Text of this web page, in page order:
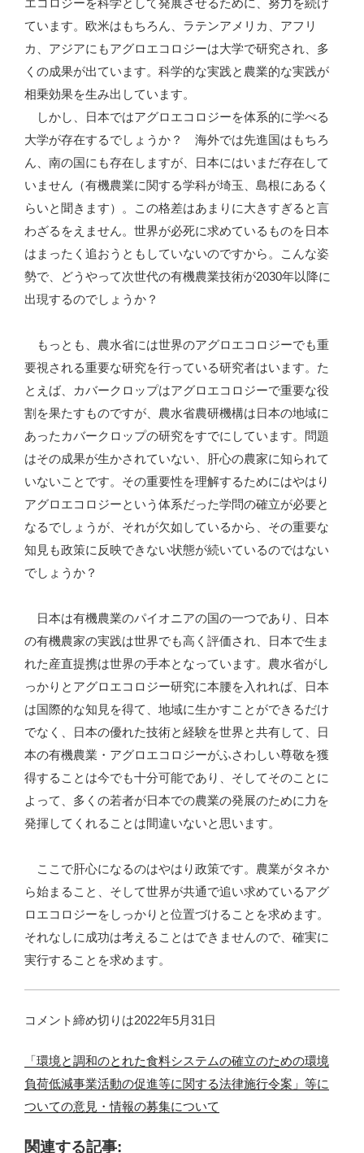
ています。欧米はもちろん、ラテンアメリカ、アフリ
カ、アジアにもアグロエコロジーは大学で研究され、多
くの成果が出ています。科学的な実践と農業的な実践が
相乗効果を生み出しています。
しかし、日本ではアグロエコロジーを体系的に学べる
大学が存在するでしょうか？ 海外では先進国はもちろ
ん、南の国にも存在しますが、日本にはいまだ存在して
いません（有機農業に関する学科が埼玉、島根にあるく
らいと聞きます）。この格差はあまりに大きすぎると言
わざるをえません。世界が必死に求めているものを日本
はまったく追おうともしていないのですから。こんな姿
勢で、どうやって次世代の有機農業技術が2030年以降に
出現するのでしょうか？
もっとも、農水省には世界のアグロエコロジーでも重
要視される重要な研究を行っている研究者はいます。た
とえば、カバークロップはアグロエコロジーで重要な役
割を果たすものですが、農水省農研機構は日本の地域に
あったカバークロップの研究をすでにしています。問題
はその成果が生かされていない、肝心の農家に知られて
いないことです。その重要性を理解するためにはやはり
アグロエコロジーという体系だった学問の確立が必要と
なるでしょうが、それが欠如しているから、その重要な
知見も政策に反映できない状態が続いているのではない
でしょうか？
日本は有機農業のパイオニアの国の一つであり、日本
の有機農家の実践は世界でも高く評価され、日本で生ま
れた産直提携は世界の手本となっています。農水省がし
っかりとアグロエコロジー研究に本腰を入れれば、日本
は国際的な知見を得て、地域に生かすことができるだけ
でなく、日本の優れた技術と経験を世界と共有して、日
本の有機農業・アグロエコロジーがふさわしい尊敬を獲
得することは今でも十分可能であり、そしてそのことに
よって、多くの若者が日本での農業の発展のために力を
発揮してくれることは間違いないと思います。
ここで肝心になるのはやはり政策です。農業がタネか
ら始まること、そして世界が共通で追い求めているアグ
ロエコロジーをしっかりと位置づけることを求めます。
それなしに成功は考えることはできませんので、確実に
実行することを求めます。
コメント締め切りは2022年5月31日
「環境と調和のとれた食料システムの確立のための環境
負荷低減事業活動の促進等に関する法律施行令案」等に
ついての意見・情報の募集について
関連する記事: